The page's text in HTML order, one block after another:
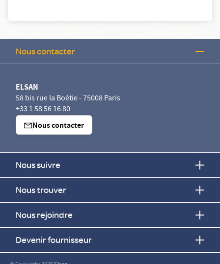
Nous contacter
ELSAN
58 bis rue la Boétie - 75008 Paris
+33 1 58 56 16 80
Nous contacter
Nous suivre
Nous trouver
Nous rejoindre
Devenir fournisseur